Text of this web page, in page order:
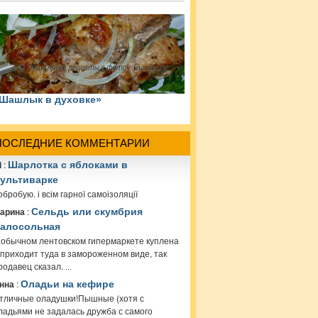
в духовке»
КОММЕНТАРИИ
: Шарлотка с яблоками в
і всім гарної самоізоляції
:Сельдь или скумбрия
лентовском гипермаркете куплена
туда в замороженном виде, так
сказал. ...
:Оладьи на кефире
оладушки!Пышные (хотя с
не задалась дружба с самого